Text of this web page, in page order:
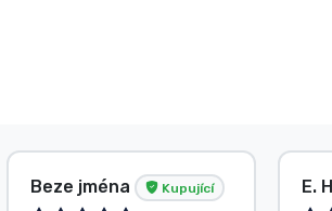
Beze jména Kupující E.